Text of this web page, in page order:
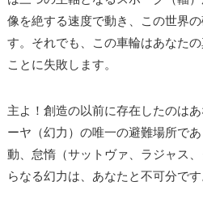
像を絶する速度で動き、この世界
す。それでも、この車輪はあなた
ことに失敗します。
主よ！創造の以前に存在したのは
ーヤ（幻力）の唯一の避難場所で
動、怠惰（サットヴァ、ラジャス
らなる幻力は、あなたと不可分です